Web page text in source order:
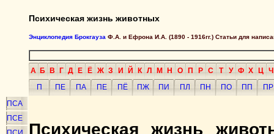
Психическая жизнь животных
Энциклопедия Брокгауза Ф.А. и Ефрона И.А. (1890 - 1916гг.) Статьи для
А Б В Г Д Е Ё Ж З И Й К Л М Н О П Р С Т У Ф Х Ц Ч
П
ПЕ ПА ПЕ ПЁ ПЖ ПИ ПЛ ПН ПО ПП
ПР
ПСА
ПСЕ
Психическая жизнь